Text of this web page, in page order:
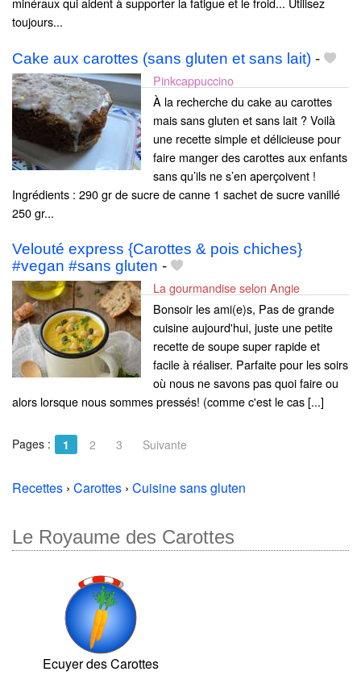
toujours...
Cake aux carottes (sans gluten et sans lait) -
Pinkcappuccino
À la recherche du cake au carottes
mais sans gluten et sans lait ? Voilà
une recette simple et délicieuse pour
faire manger des carottes aux enfants
sans qu’ils ne s’en aperçoivent !
Ingrédients : 290 gr de sucre de canne 1 sachet de sucre vanillé
250 gr...
Velouté express {Carottes & pois chiches}
#vegan #sans gluten -
La gourmandise selon Angie
Bonsoir les ami(e)s, Pas de grande
cuisine aujourd'hui, juste une petite
recette de soupe super rapide et
facile à réaliser. Parfaite pour les soirs
où nous ne savons pas quoi faire ou
alors lorsque nous sommes pressés! (comme c'est le cas [...]
Pages : 1 2 3 Suivante
Recettes › Carottes › Cuisine sans gluten
Le Royaume des Carottes
Ecuyer des Carottes